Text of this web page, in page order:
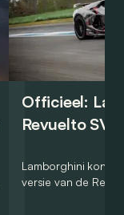
Officieel:
Revuelto SV
Lamborghini
versie van de